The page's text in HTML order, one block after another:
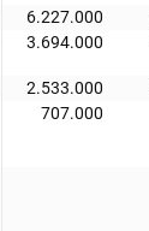
6.227.000
3.694.000
2.533.000
707.000